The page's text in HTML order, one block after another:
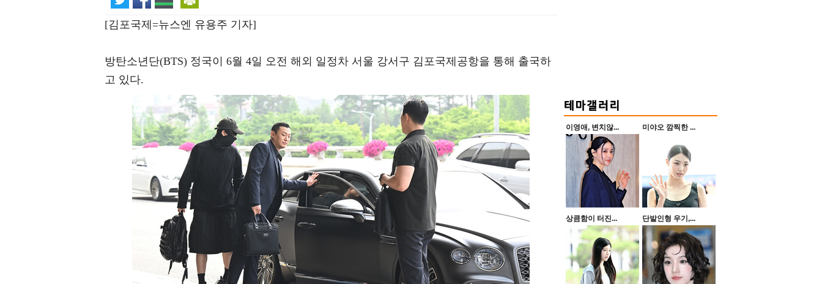
[김포국제=뉴스엔 유용주 기자]
방탄소년단(BTS) 정국이 6월 4일 오전 해외 일정차 서울 강서구 김포국제공항을 통해 출국하
고 있다.
이영애, 변치않... 미야오 깜찍한 ...
상큼함이 터진... 단발인형 우기,...